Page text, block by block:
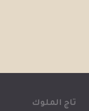
تاج الملوك